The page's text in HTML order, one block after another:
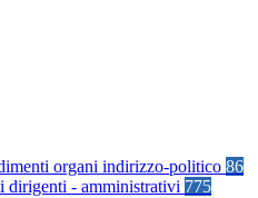
organi indirizzo-politico 86
dirigenti - amministrativi 775